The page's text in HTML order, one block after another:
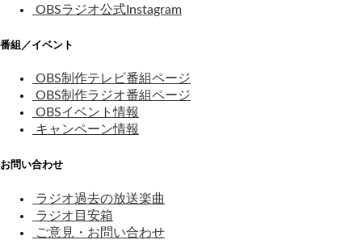
OBSラジオ公式Instagram
番組／イベント
OBS制作テレビ番組ページ
OBS制作ラジオ番組ページ
OBSイベント情報
キャンペーン情報
お問い合わせ
ラジオ過去の放送楽曲
ラジオ目安箱
ご意見・お問い合わせ